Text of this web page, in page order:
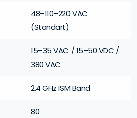
48–110–220 VAC
(Standart)
15–35 VAC / 15–50 VDC /
380 VAC
2.4 GHz ISM Band
80